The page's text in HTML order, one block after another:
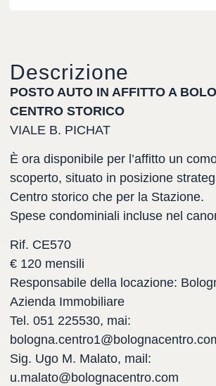
Descrizione
POSTO AUTO IN AFFITTO A
CENTRO STORICO
VIALE B. PICHAT
È ora disponibile per l’affitto un
scoperto, situato in posizione
Centro storico che per la Stazione.
Spese condominiali incluse nel
Rif. CE570
€ 120 mensili
Responsabile della locazione:
Azienda Immobiliare
Tel. 051 225530, mai:
Sig. Ugo M. Malato, mail:
u.malato@bolognacentro.com